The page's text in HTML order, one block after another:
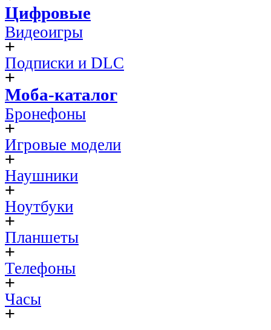
Цифровые
Видеоигры
Подписки и DLC
Моба-каталог
Бронефоны
Игровые модели
Наушники
Ноутбуки
Планшеты
Телефоны
Часы